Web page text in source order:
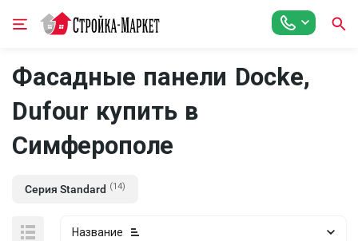
Фасадные панели Docke,
Dufour купить в
Симферополe
Серия Standard (14)
Название